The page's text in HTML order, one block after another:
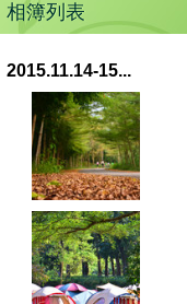
相簿列表
2015.11.14-15...